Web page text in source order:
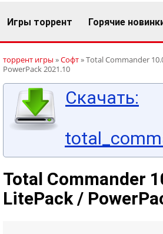
Игры торрент Горячие
торрент игры »Софт» Total Commander
PowerPack 2021.10
Скачать:
Total Commander
LitePack /